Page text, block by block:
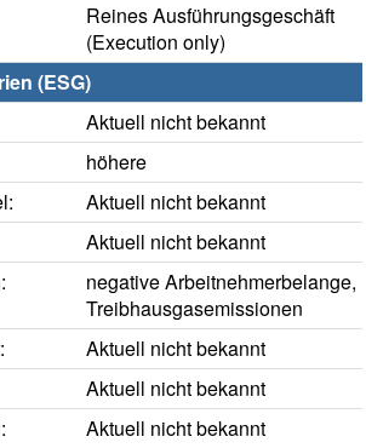
Reines Ausführungsgeschäft
(Execution only)
(ESG)
Aktuell nicht bekannt
höhere
Aktuell nicht bekannt
Aktuell nicht bekannt
negative Arbeitnehmerbelange,
Treibhausgasemissionen
Aktuell nicht bekannt
Aktuell nicht bekannt
Aktuell nicht bekannt